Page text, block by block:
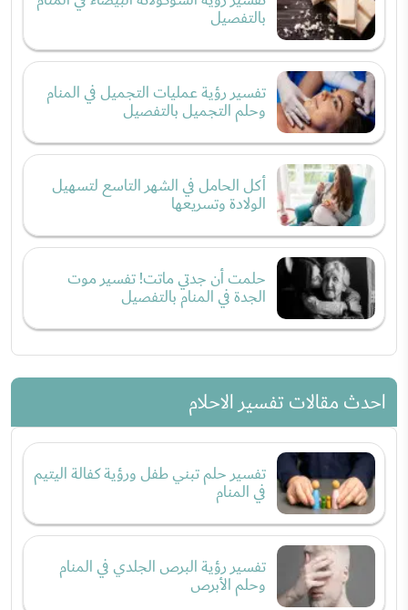
بالتفصيل
تفسير رؤية عمليات التجميل في المنام
وحلم التجميل بالتفصيل
أكل الحامل في الشهر التاسع لتسهيل
الولادة وتسريعها
حلمت أن جدتي ماتت! تفسير موت
الجدة في المنام بالتفصيل
احدث مقالات تفسير الاحلام
تفسير حلم تبني طفل ورؤية كفالة اليتيم
في المنام
تفسير رؤية البرص الجلدي في المنام
وحلم الأبرص